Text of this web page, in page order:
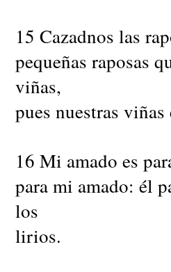
15 Cazadnos las
pequeñas raposas
viñas,
pues nuestras
16 Mi amado es
para mi amado: él
los
lirios.